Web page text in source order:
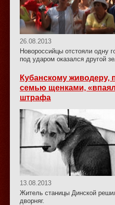
26.08.2013
Новороссийцы отстояли одну
под ударом оказался другой
Кубанскому живодеру,
семью щенками,
штрафа
13.08.2013
Житель станицы Динской
дворняг.